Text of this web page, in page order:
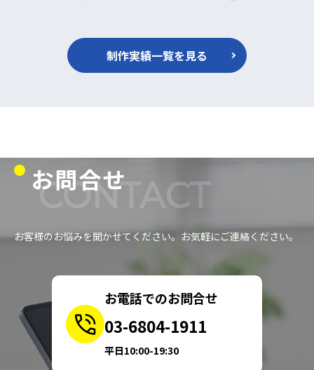
制作実績一覧を見る
お問合せ
CONTACT
お客様のお悩みを聞かせてください。お気軽にご連絡ください。
お電話でのお問合せ
03-6804-1911
平日10:00-19:30